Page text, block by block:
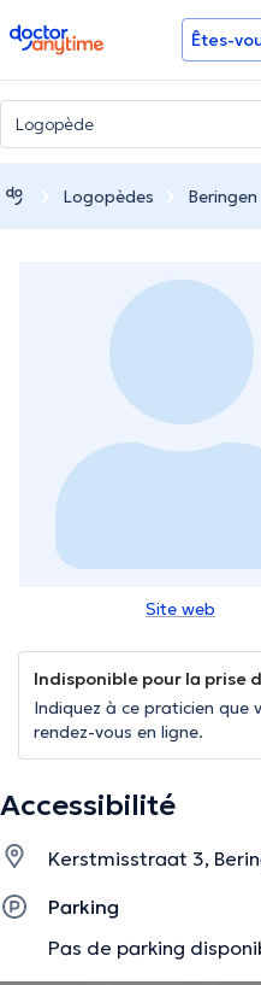
doctoranytime Êtes-
Logopèdes Beringen
Site web
Indisponible pour la prise
Indiquez à ce praticien que
rendez-vous en ligne.
Accessibilité
Kerstmisstraat 3,
Parking
Pas de parking